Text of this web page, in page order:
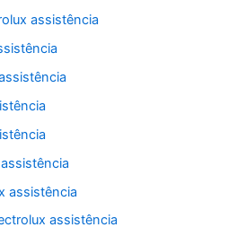
assistência
assistência
assistência